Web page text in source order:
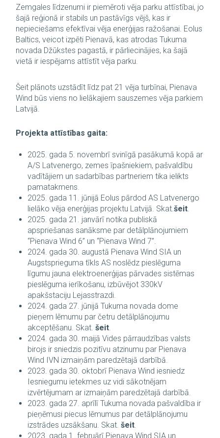
Zemgales līdzenumi ir piemēroti vēja parku attīstībai, jo
šajā reģionā ir stabils un pastāvīgs vējš, kas ir
nepieciešams efektīvai vēja enerģijas ražošanai. Eolus
Baltics, veicot izpēti Pienavā, kas atrodas Tukuma
novada Džūkstes pagastā, ir pārliecinājies, ka šajā
vietā ir iespējams attīstīt vēja parku.
Šeit plānots uzstādīt līdz pat 21 vēja turbīnai, Pienava
Wind būs viens no lielākajiem sauszemes vēja parkiem
Latvijā.
Projekta attīstības gaita:
2025. gada 5. novembrī svinīgā pasākumā kopā ar
A/S Latvenergo, zemes īpašniekiem, pašvaldību
vadītājiem un sadarbības partneriem tika ielikts
pamatakmens.
2025. gada 11. jūnijā Eolus pārdod AS Latvenergo
lielāko vēja enerģijas projektu Latvijā. Skat.šeit.
2025. gada 21. janvārī notika publiskā
apspriešanas sanāksme par detālplānojumiem
“Pienava Wind 6” un “Pienava Wind 7”.
2024. gada 30. augustā Pienava Wind SIA un
Augstsprieguma tīkls AS noslēdz pieslēguma
līgumu jauna elektroenerģijas pārvades sistēmas
pieslēguma ierīkošanu, izbūvējot 330kV
apakšstaciju Lejasstrazdi.
2024. gada 27. jūnijā Tukuma novada dome
pieņem lēmumu par četru detālplānojumu
akceptēšanu. Skat. šeit.
2024. gada 30. maijā Vides pārraudzības valsts
birojs ir sniedzis pozitīvu atzinumu par Pienava
Wind IVN izmaiņām paredzētajā darbībā.
2023. gada 30. oktobrī Pienava Wind iesniedz
Iesniegumu ietekmes uz vidi sākotnējam
izvērtējumam ar izmaiņām paredzētajā darbībā.
2023. gada 27. aprīlī Tukuma novada pašvaldība ir
pieņēmusi piecus lēmumus par detālplānojumu
izstrādes uzsākšanu. Skat. šeit.
2023. gada 1. februārī Pienava Wind SIA un